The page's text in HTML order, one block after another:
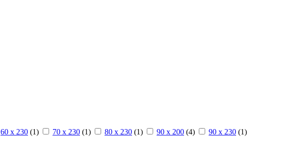
60 x 230 (1) 70 x 230 (1) 80 x 230 (1) 90 x 200 (4) 90 x 230 (1)